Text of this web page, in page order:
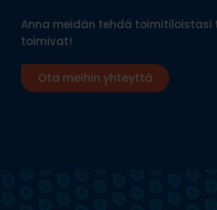
Anna meidän tehdä toimitiloistasi
toimivat!
Ota meihin yhteyttä